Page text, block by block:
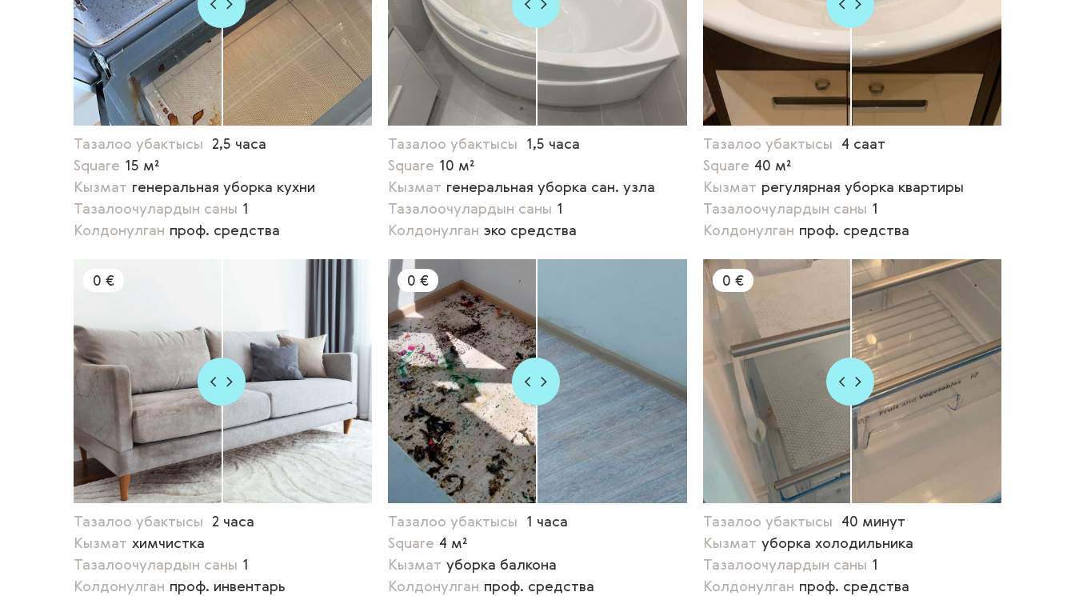
Тазалоо убактысы
2,5 часа
Square 15 м²
Кызмат генеральная уборка кухни
Тазалоочулардын саны 1
Колдонулган проф. средства
Тазалоо убактысы
1,5 часа
Square 10 м²
Кызмат генеральная уборка сан. узла
Тазалоочулардын саны 1
Колдонулган эко средства
Тазалоо убактысы
4 саат
Square 40 м²
Кызмат регулярная уборка квартиры
Тазалоочулардын саны 1
Колдонулган проф. средства
0 €
Тазалоо убактысы
2 часа
Кызмат химчистка
Тазалоочулардын саны 1
Колдонулган проф. инвентарь
0 €
Тазалоо убактысы
1 часа
Square 4 м²
Кызмат уборка балкона
Колдонулган проф. средства
0 €
Тазалоо убактысы
40 минут
Кызмат уборка холодильника
Тазалоочулардын саны 1
Колдонулган проф. средства